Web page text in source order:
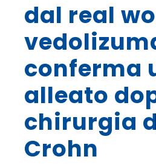
dal real
conferma
alleato
chirurgia
Crohn